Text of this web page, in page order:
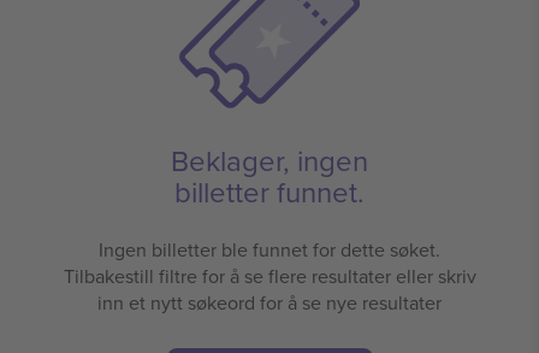
Beklager, ingen
billetter funnet.
Ingen billetter ble funnet for dette søket.
Tilbakestill filtre for å se flere resultater eller skriv
inn et nytt søkeord for å se nye resultater